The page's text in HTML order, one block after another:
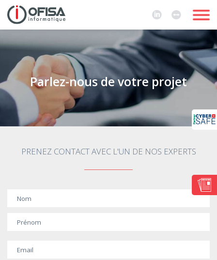
Parlez-nous de votre projet
PRENEZ CONTACT AVEC L'UN DE NOS EXPERTS